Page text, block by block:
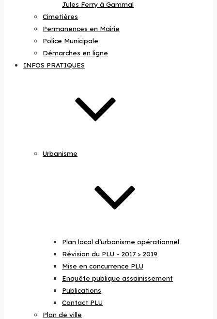
Jules Ferry à Gammal
Cimetières
Permanences en Mairie
Police Municipale
Démarches en ligne
INFOS PRATIQUES
Urbanisme
Plan local d’urbanisme opérationnel
Révision du PLU – 2017 > 2019
Mise en concurrence PLU
Enquête publique assainissement
Publications
Contact PLU
Plan de ville